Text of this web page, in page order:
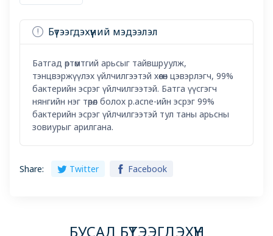
Бүтээгдэхүүний мэдээлэл
Батгад өртөмтгий арьсыг тайвшруулж,
тэнцвэржүүлэх үйлчилгээтэй хөөсөн цэвэрлэгч, 99%
бактерийн эсрэг үйлчилгээтэй. Батга үүсгэгч
нянгийн нэг төрөл болох p.acne-ийн эсрэг 99%
бактерийн эсрэг үйлчилгээтэй тул таны арьсны
зовиурыг арилгана.
Share: Twitter Facebook
БУСАД БҮТЭЭГДЭХҮҮН